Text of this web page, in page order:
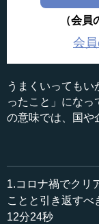
（会
会
うまくいっても
ったこと」になっ
の意味では、国や
れるかが問われ
革する可能性が
※司会者：川上達
収録日：2020年5
追加日：2020年7
カテゴリー：
社会・福祉
1.コロナ禍でクリ
ことと引き返すべ
12分24秒